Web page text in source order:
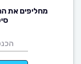
מחליפים את